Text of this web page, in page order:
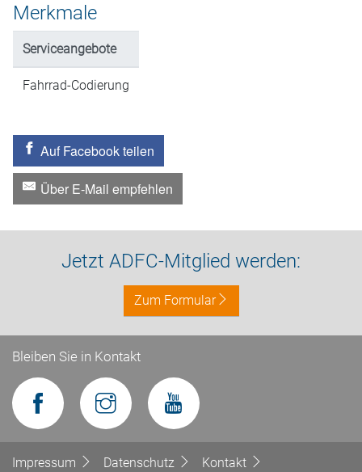
Merkmale
Serviceangebote
Fahrrad-Codierung
Auf Facebook teilen
Über E-Mail empfehlen
Jetzt ADFC-Mitglied werden:
Zum Formular
Bleiben Sie in Kontakt
Impressum Datenschutz Kontakt